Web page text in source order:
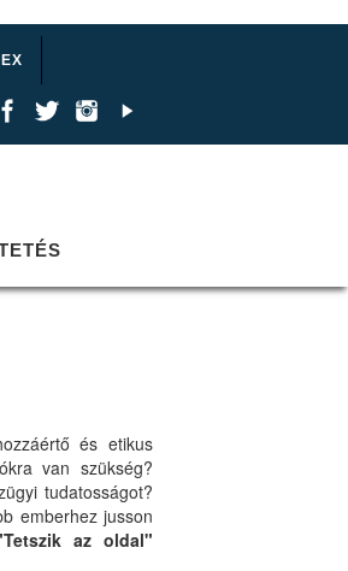
és etikus
van szükség?
tudatosságot?
emberhez jusson
az oldal"